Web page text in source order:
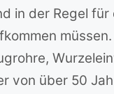
in der Regel
von über 50